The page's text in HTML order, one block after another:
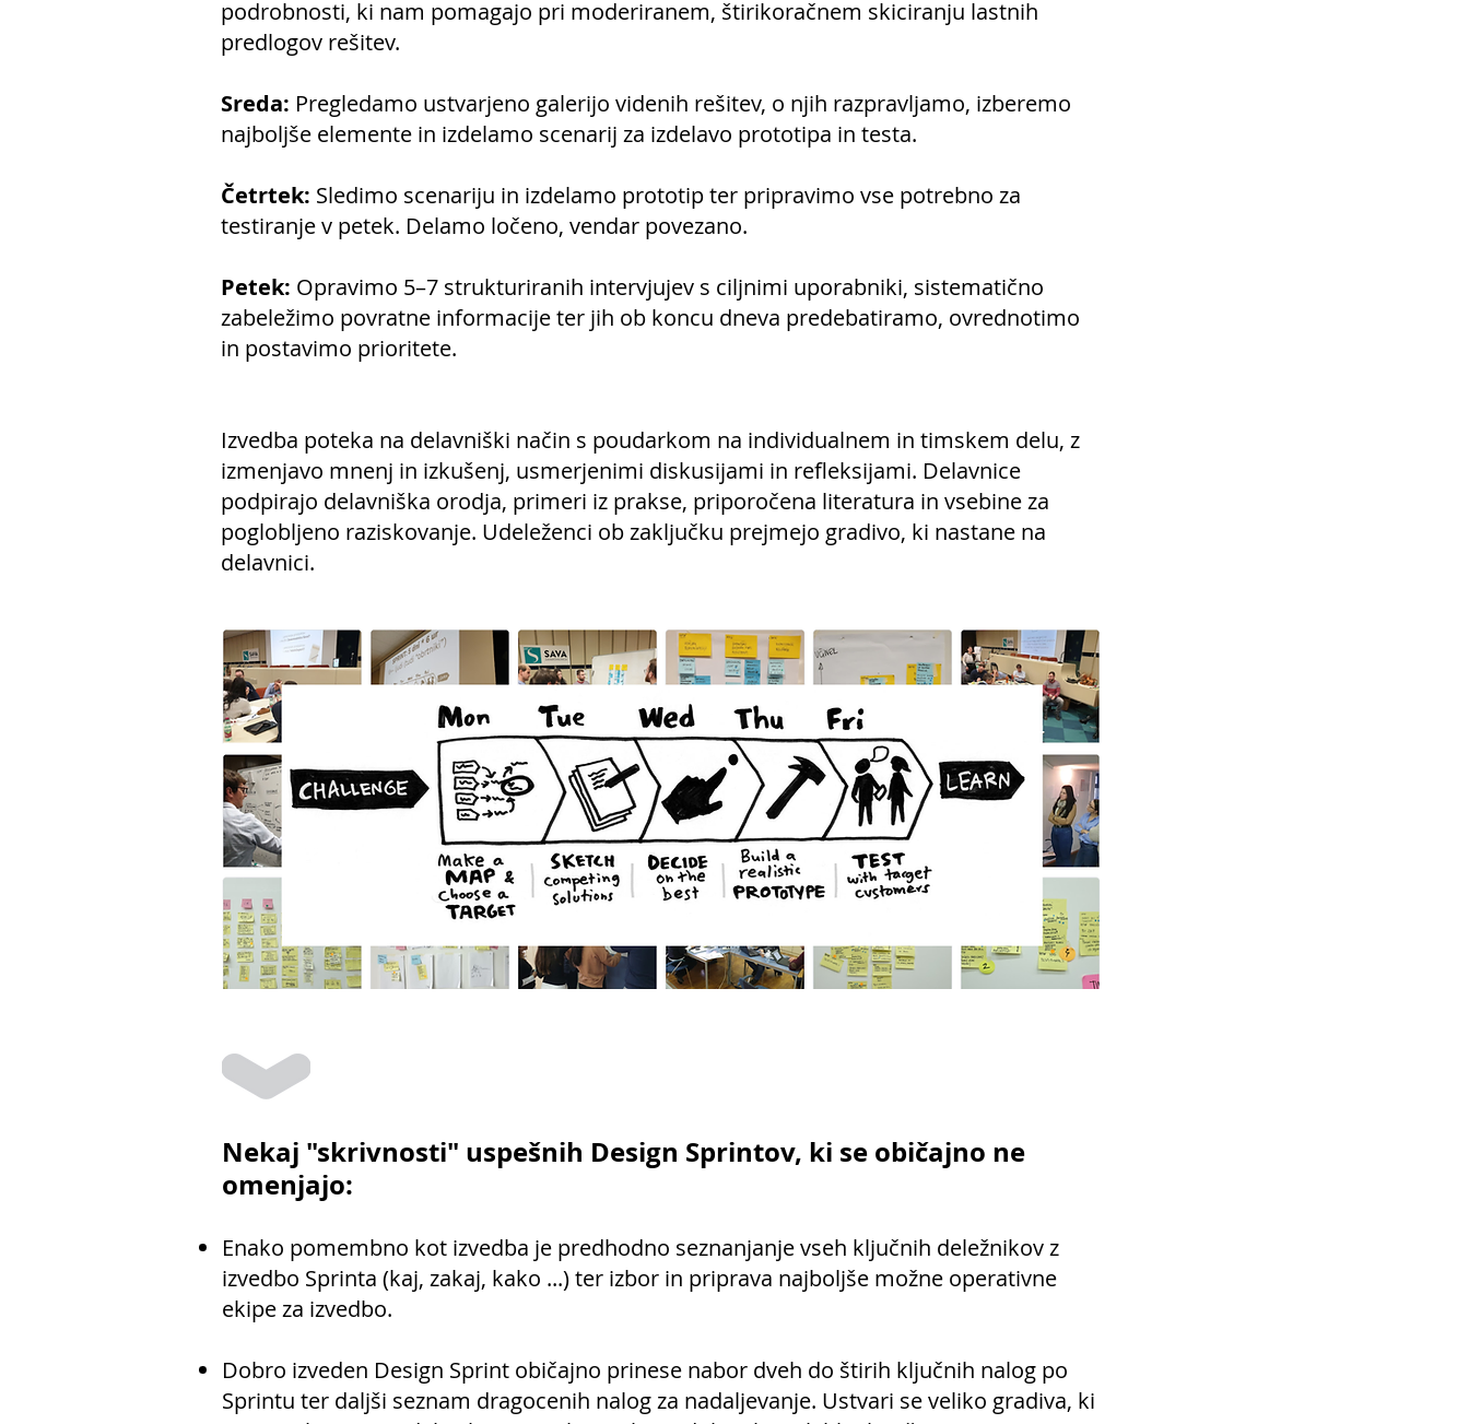
podrobnosti, ki nam pomagajo pri moderiranem, štirikoračnem skiciranju lastnih
predlogov rešitev.
Sreda: Pregledamo ustvarjeno galerijo videnih rešitev, o njih razpravljamo, izberemo
najboljše elemente in izdelamo scenarij za izdelavo prototipa in testa.
Četrtek: Sledimo scenariju in izdelamo prototip ter pripravimo vse potrebno za
testiranje v petek. Delamo ločeno, vendar povezano.
Petek: Opravimo 5–7 strukturiranih intervjujev s ciljnimi uporabniki, sistematično
zabeležimo povratne informacije ter jih ob koncu dneva predebatiramo, ovrednotimo
in postavimo prioritete.
Izvedba poteka na delavniški način s poudarkom na individualnem in timskem delu, z
izmenjavo mnenj in izkušenj, usmerjenimi diskusijami in refleksijami. Delavnice
podpirajo delavniška orodja, primeri iz prakse, priporočena literatura in vsebine za
poglobljeno raziskovanje. Udeleženci ob zaključku prejmejo gradivo, ki nastane na
delavnici.
Nekaj "skrivnosti" uspešnih Design Sprintov, ki se običajno ne
omenjajo:
Enako pomembno kot izvedba je predhodno seznanjanje vseh ključnih deležnikov z
izvedbo Sprinta (kaj, zakaj, kako ...) ter izbor in priprava najboljše možne operativne
ekipe za izvedbo.
Dobro izveden Design Sprint običajno prinese nabor dveh do štirih ključnih nalog po
Sprintu ter daljši seznam dragocenih nalog za nadaljevanje. Ustvari se veliko gradiva, ki